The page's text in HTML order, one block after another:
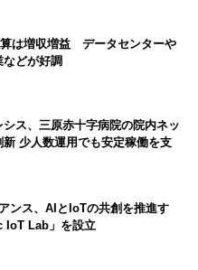
は増収増益 データセンターや
などが好調
シス、三原赤十字病院の院内ネッ
新 少人数運用でも安定稼働を支
ンス、AIとIoTの共創を推進す
IoT Lab」を設立